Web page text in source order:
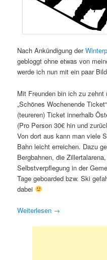
Nach Ankündigung der
gebloggt ohne etwas von
werde ich nun mit ein paar
Mit Freunden bin ich zu
„Schönes Wochenende
(teureren) Ticket innerhalb
(Pro Person 30€ hin und
Von dort aus kann man viele
Bahn leicht erreichen. Dazu
Bergbahnen, die
Selbstverpflegung in der
Tage geboarded bzw. Ski
dabei
Weiterlesen →